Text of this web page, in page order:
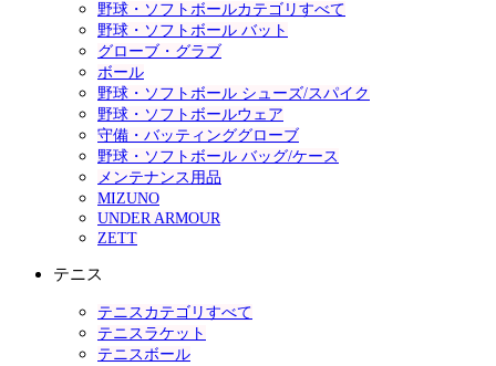
野球・ソフトボールカテゴリすべて
野球・ソフトボール バット
グローブ・グラブ
ボール
野球・ソフトボール シューズ/スパイク
野球・ソフトボールウェア
守備・バッティンググローブ
野球・ソフトボール バッグ/ケース
メンテナンス用品
MIZUNO
UNDER ARMOUR
ZETT
テニス
テニスカテゴリすべて
テニスラケット
テニスボール